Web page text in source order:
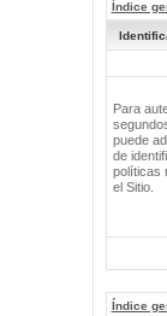
Índice
Para
puede
de
políticas
el Sitio.
Índice